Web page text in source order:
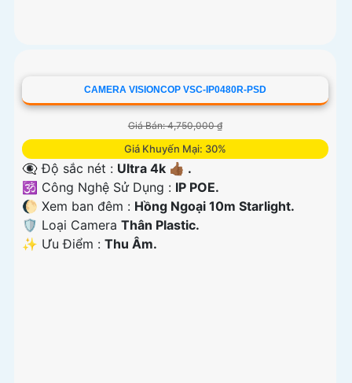
CAMERA VISIONCOP VSC-IP0480R-PSD
Giá Bán: 4,750,000 ₫
Giá Khuyến Mại: 30%
👁️‍🗨 Độ sắc nét : Ultra 4k 👍🏾 .
🕉️ Công Nghệ Sử Dụng : IP POE.
🌔 Xem ban đêm : Hồng Ngoại 10m Starlight.
🛡 Loại Camera Thân Plastic.
️✨ Ưu Điểm : Thu Âm.